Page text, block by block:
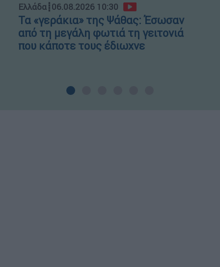
Ελλάδα┋06.08.2026 10:30
Τα «γεράκια» της Ψάθας: Έσωσαν
από τη μεγάλη φωτιά τη γειτονιά
που κάποτε τους έδιωχνε